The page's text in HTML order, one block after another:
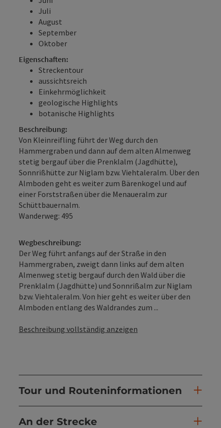
Juli
August
September
Oktober
Eigenschaften:
Streckentour
aussichtsreich
Einkehrmöglichkeit
geologische Highlights
botanische Highlights
Beschreibung:
Von Kleinreifling führt der Weg durch den
Hammergraben und dann auf dem alten Almenweg
stetig bergauf über die Prenklalm (Jagdhütte),
Sonnrißhütte zur Niglam bzw. Viehtaleralm. Über den
Almboden geht es weiter zum Bärenkogel und auf
einer Forststraßen über die Menaueralm zur
Schüttbauernalm.
Wanderweg: 495
Wegbeschreibung:
Der Weg führt anfangs auf der Straße in den
Hammergraben, zweigt dann links auf dem alten
Almenweg stetig bergauf durch den Wald über die
Prenklalm (Jagdhütte) und Sonnrißalm zur Niglam
bzw. Viehtaleralm. Von hier geht es weiter über den
Almboden entlang des Waldrandes zum ...
Beschreibung vollständig anzeigen
Tour und Routeninformationen
An der Strecke